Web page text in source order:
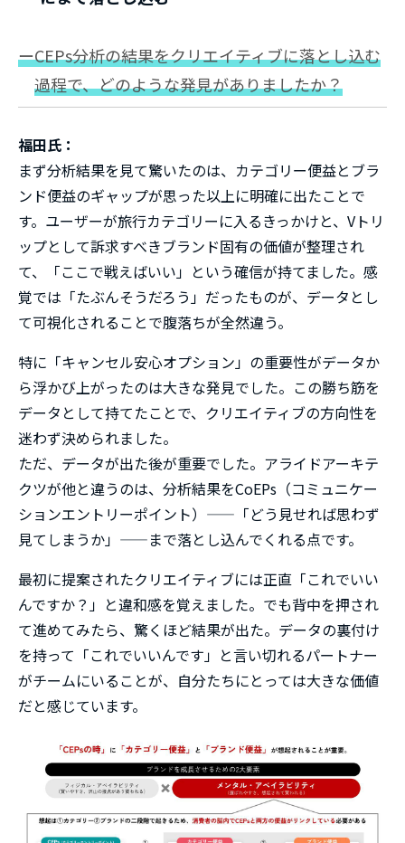
ーCEPs分析の結果をクリエイティブに落とし込む
過程で、どのような発見がありましたか？
福田氏：
まず分析結果を見て驚いたのは、カテゴリー便益とブラ
ンド便益のギャップが思った以上に明確に出たことで
す。ユーザーが旅行カテゴリーに入るきっかけと、Vトリ
ップとして訴求すべきブランド固有の価値が整理され
て、「ここで戦えばいい」という確信が持てました。感
覚では「たぶんそうだろう」だったものが、データとし
て可視化されることで腹落ちが全然違う。
特に「キャンセル安心オプション」の重要性がデータか
ら浮かび上がったのは大きな発見でした。この勝ち筋を
データとして持てたことで、クリエイティブの方向性を
迷わず決められました。
ただ、データが出た後が重要でした。アライドアーキテ
クツが他と違うのは、分析結果をCoEPs（コミュニケー
ションエントリーポイント）——「どう見せれば思わず
見てしまうか」——まで落とし込んでくれる点です。
最初に提案されたクリエイティブには正直「これでいい
んですか？」と違和感を覚えました。でも背中を押され
て進めてみたら、驚くほど結果が出た。データの裏付け
を持って「これでいいんです」と言い切れるパートナー
がチームにいることが、自分たちにとっては大きな価値
だと感じています。